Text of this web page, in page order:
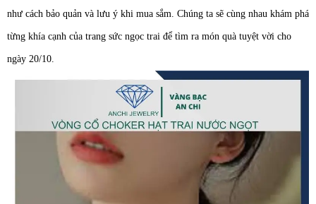
như cách bảo quản và lưu ý khi mua sắm. Chúng ta sẽ cùng nhau khám phá
từng khía cạnh của trang sức ngọc trai để tìm ra món quà tuyệt vời cho
ngày 20/10.